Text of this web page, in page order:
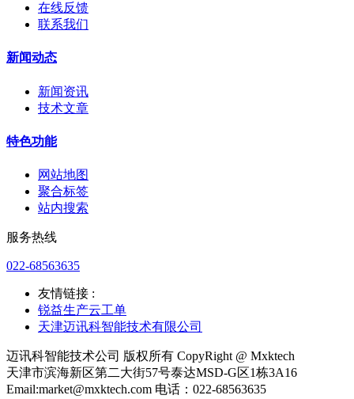
在线反馈
联系我们
新闻动态
新闻资讯
技术文章
特色功能
网站地图
聚合标签
站内搜索
服务热线
022-68563635
友情链接 :
锐益生产云工单
天津迈讯科智能技术有限公司
迈讯科智能技术公司 版权所有 CopyRight @ Mxktech
天津市滨海新区第二大街57号泰达MSD-G区1栋3A16
Email:market@mxktech.com 电话：022-68563635